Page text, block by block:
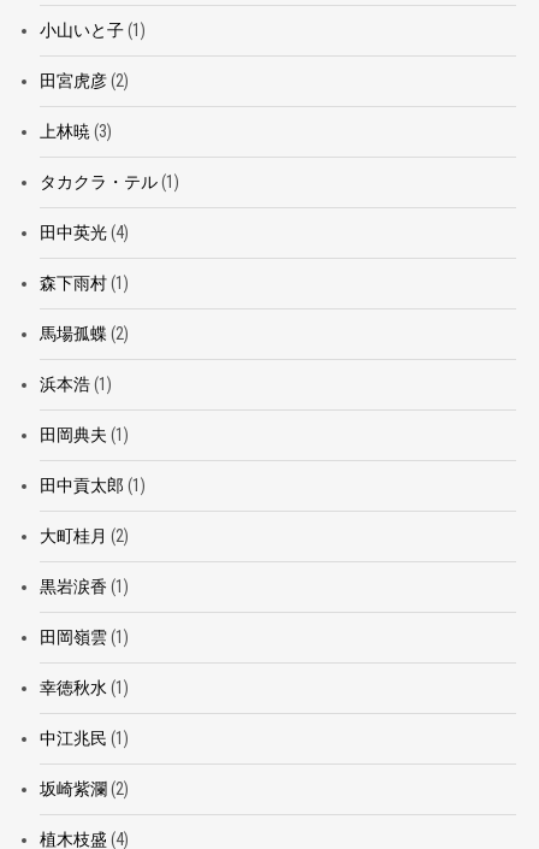
小山いと子(1)
田宮虎彦(2)
上林暁 (3)
タカクラ・テル(1)
田中英光(4)
森下雨村(1)
馬場孤蝶 (2)
浜本浩(1)
田岡典夫 (1)
田中貢太郎 (1)
大町桂月 (2)
黒岩涙香(1)
田岡嶺雲(1)
幸徳秋水 (1)
中江兆民 (1)
坂崎紫瀾 (2)
植木枝盛 (4)